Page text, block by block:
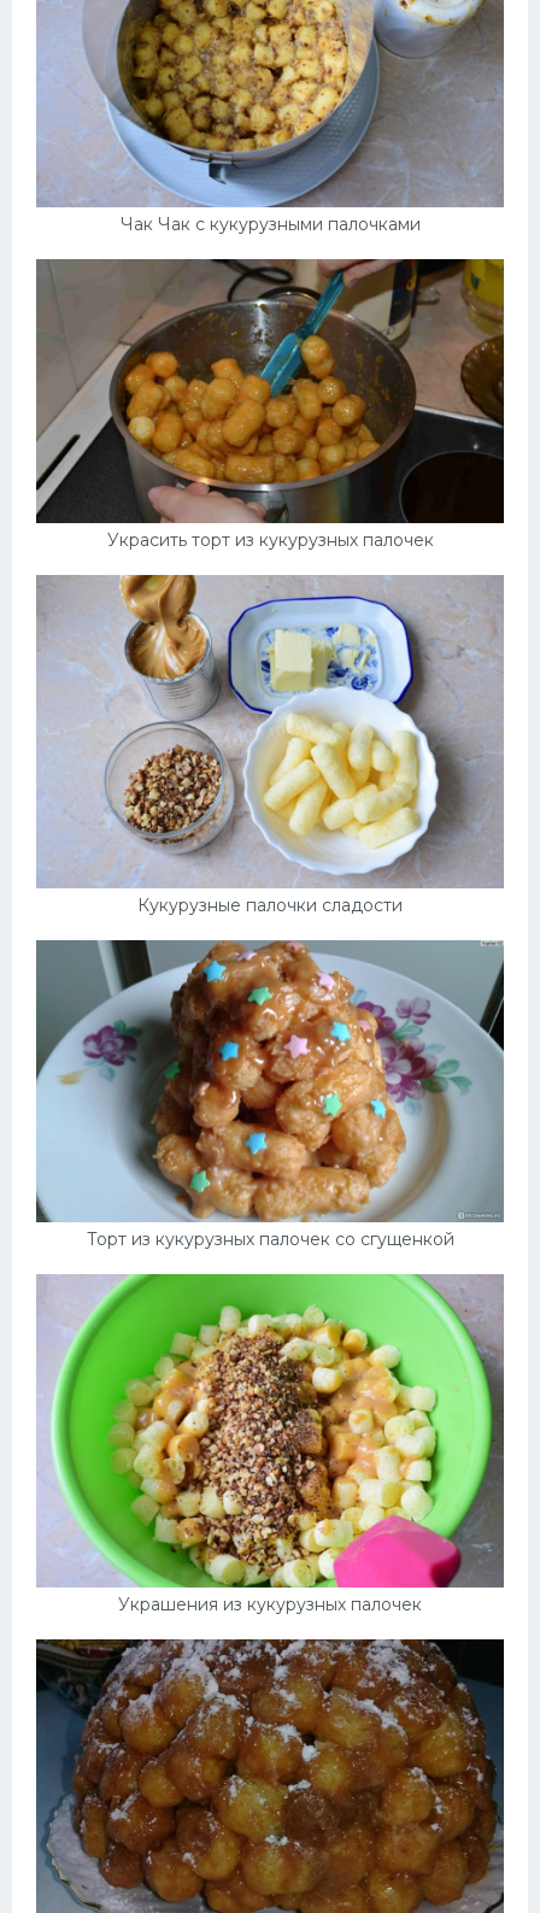
Чак Чак с кукурузными палочками
Украсить торт из кукурузных палочек
Кукурузные палочки сладости
Торт из кукурузных палочек со сгущенкой
Украшения из кукурузных палочек